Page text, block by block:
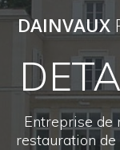
DAINVAUX
Entreprise de
restauration